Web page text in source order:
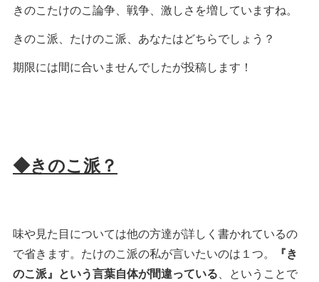
きのこたけのこ論争、戦争、激しさを増していますね。
きのこ派、たけのこ派、あなたはどちらでしょう？
期限には間に合いませんでしたが投稿します！
◆きのこ派？
味や見た目については他の方達が詳しく書かれているの
で省きます。たけのこ派の私が言いたいのは１つ。
『き
のこ派』という言葉自体が間違っている、ということで